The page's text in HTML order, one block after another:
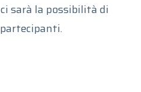
sarà la possibilità di